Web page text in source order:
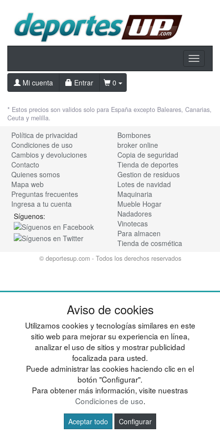
Toggle
Mi cuenta
Entrar 0
* Estos precios son validos solo para España excepto Baleares, Canarias,
Ceuta y melilla.
Política de privacidad
Condiciones de uso
Cambios y devoluciones
Contacto
Quienes somos
Mapa web
Preguntas frecuentes
Ingresa a tu cuenta
Síguenos:
Bombones
broker online
Copia de seguridad
Tienda de deportes
Gestion de residuos
Lotes de navidad
Maquinaria
Mueble Hogar
Nadadores
Vinotecas
Para almacen
Tienda de cosmética
© deportesup.com - Todos los derechos reservados
Aviso de cookies
Utilizamos cookies y tecnologías similares en este
sitio web para mejorar su experiencia en línea,
analizar el uso de sitios y mostrar publicidad
focalizada para usted.
Puede administrar las cookies haciendo clic en el
botón "Configurar".
Para obtener más información, visite nuestras
Condiciones de uso.
Aceptar todo Configurar